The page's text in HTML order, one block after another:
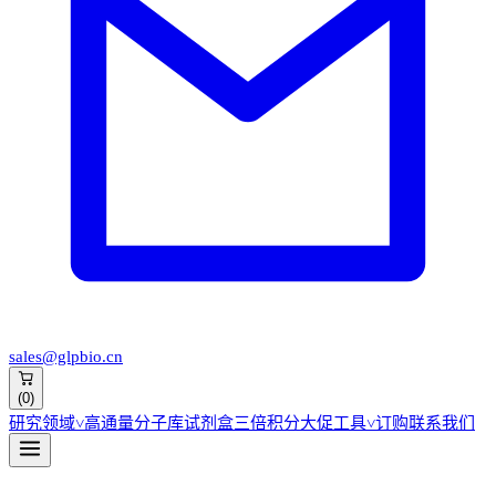
sales@glpbio.cn
(0)
研究领域˅高通量分子库试剂盒三倍积分大促工具˅订购联系我们